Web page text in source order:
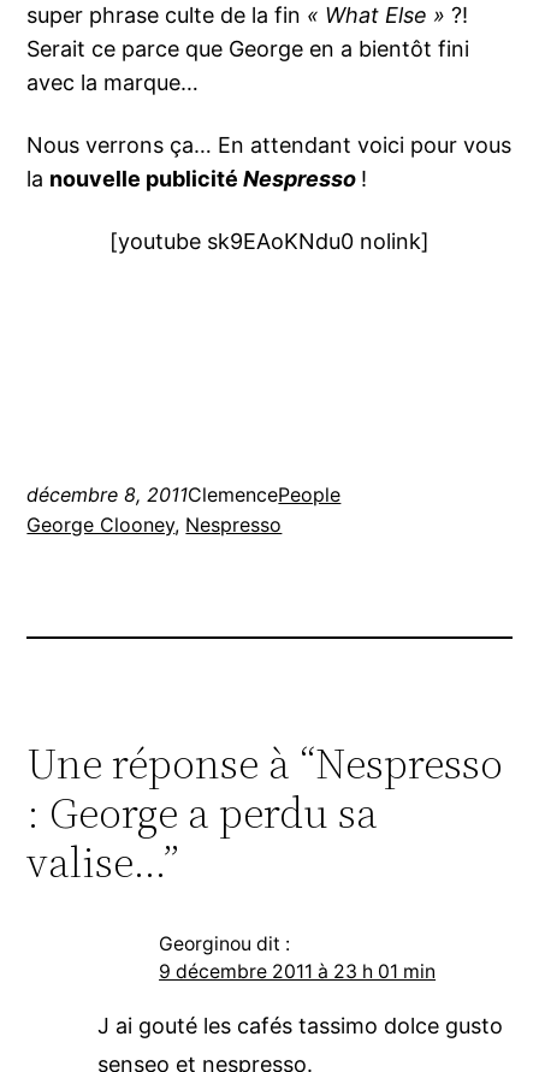
super phrase culte de la fin « What Else » ?!
Serait ce parce que George en a bientôt fini
avec la marque…
Nous verrons ça… En attendant voici pour vous
la nouvelle publicité Nespresso !
[youtube sk9EAoKNdu0 nolink]
décembre 8, 2011ClemencePeople
George Clooney, Nespresso
Une réponse à “Nespresso
: George a perdu sa
valise…”
Georginou dit :
9 décembre 2011 à 23 h 01 min
J ai gouté les cafés tassimo dolce gusto
senseo et nespresso.